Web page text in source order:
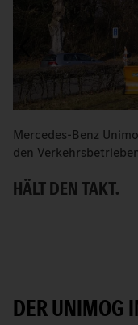
Mercedes-Benz
den
HÄLT DEN TAKT.
DER UNIMOG